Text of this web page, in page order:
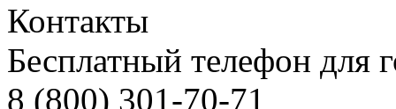
Контакты
Бесплатный телефон для
8 (800) 301-70-71